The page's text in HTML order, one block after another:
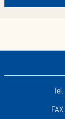
Tel.
FAX.